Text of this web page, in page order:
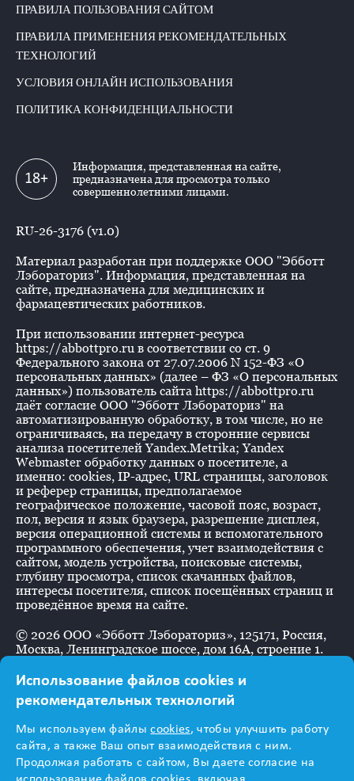
ПРАВИЛА ПОЛЬЗОВАНИЯ САЙТОМ
ПРАВИЛА ПРИМЕНЕНИЯ РЕКОМЕНДАТЕЛЬНЫХ
ТЕХНОЛОГИЙ
УСЛОВИЯ ОНЛАЙН ИСПОЛЬЗОВАНИЯ
ПОЛИТИКА КОНФИДЕНЦИАЛЬНОСТИ
18+
Информация, представленная на сайте,
предназначена для просмотра только
совершеннолетними лицами.
RU-26-3176 (v1.0)
Материал разработан при поддержке ООО "Эбботт
Лэбораториз". Информация, представленная на
сайте, предназначена для медицинских и
фармацевтических работников.
При использовании интернет-ресурса
https://abbottpro.ru в соответствии со ст. 9
Федерального закона от 27.07.2006 N 152-ФЗ «О
персональных данных» (далее – ФЗ «О персональных
данных») пользователь сайта https://abbottpro.ru
даёт согласие ООО "Эбботт Лэбораториз" на
автоматизированную обработку, в том числе, но не
ограничиваясь, на передачу в сторонние сервисы
анализа посетителей Yandex.Metrika; Yandex
Webmaster обработку данных о посетителе, а
именно: cookies, IP-адрес, URL страницы, заголовок
и реферер страницы, предполагаемое
географическое положение, часовой пояс, возраст,
пол, версия и язык браузера, разрешение дисплея,
версия операционной системы и вспомогательного
программного обеспечения, учет взаимодействия с
сайтом, модель устройства, поисковые системы,
глубину просмотра, список скачанных файлов,
интересы посетителя, список посещённых страниц и
проведённое время на сайте.
© 2026 ООО «Эбботт Лэбораториз», 125171, Россия,
Москва, Ленинградское шоссе, дом 16А, строение 1.
Информация
предназначена для
Использование файлов cookies и
рекомендательных технологий
Мы используем файлыcookies, чтобы улучшить работу
сайта, а также Ваш опыт взаимодействия с ним.
Продолжая работать с сайтом, Вы даете согласие на